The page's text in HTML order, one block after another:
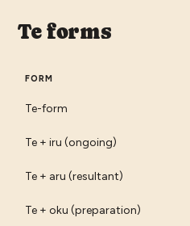
Te forms
FORM
Te-form
Te + iru (ongoing)
Te + aru (resultant)
Te + oku (preparation)